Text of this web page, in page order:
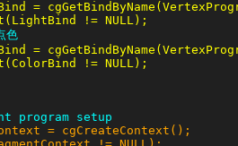
=
色
=
program setup